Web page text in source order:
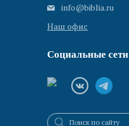
info@biblia.ru
Наш офис
Социальные сети